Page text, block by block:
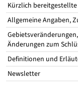
Kürzlich
Allgemeine Angaben,
Gebietsveränderungen,
Änderungen zum
Definitionen und
Newsletter